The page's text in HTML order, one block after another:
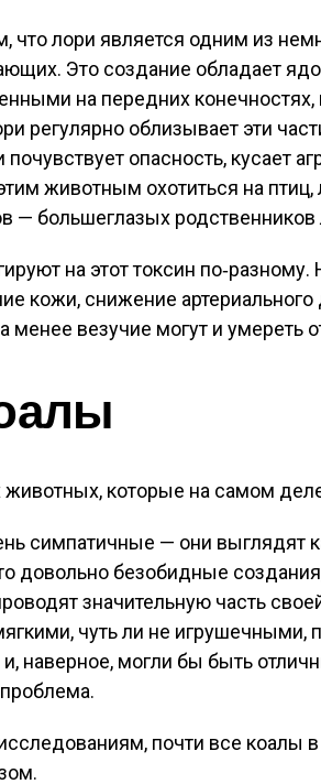
что лори является одним из
Это создание обладает
на передних
регулярно облизывает эти
почувствует опасность, кусает
животным охотиться на
— большеглазых
на этот токсин
кожи, снижение
менее везучие могут и умереть
симпатичные — они выглядят
довольно безобидные
значительную часть
чуть ли не игрушечными,
и, наверное, могли бы быть
почти все коалы